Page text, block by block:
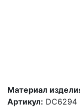
Материал
Артикул: DC6294